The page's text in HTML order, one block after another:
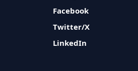
Facebook
Twitter/X
LinkedIn